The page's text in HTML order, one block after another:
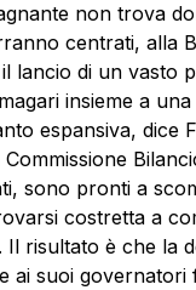
non trova
centrati, alla
lancio di un vasto
insieme a
espansiva, dice
sono pronti a
costretta a
Il risultato è che la
ai suoi governatori